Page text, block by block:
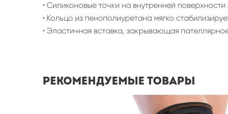
• Силиконовые точки на внутренней
• Кольцо из пенополиуретана мягко
• Эластичная вставка, закрывающая
Рекомендуемые товары